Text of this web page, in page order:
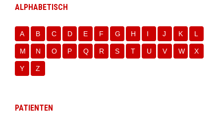
ALPHABETISCH
A B C D E F G H I J K L
M N O P Q R S T U V W X
Y Z
PATIENTEN